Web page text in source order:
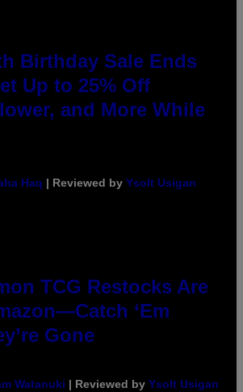
Birthday Sale Ends
Up to 25% Off
and More While
Haq | Reviewed by Ysolt Usigan
TCG Restocks Are
‘Em
Gone
Watanuki | Reviewed by Ysolt Usigan